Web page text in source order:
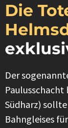
Die
Der
Südharz)
Bahngleises